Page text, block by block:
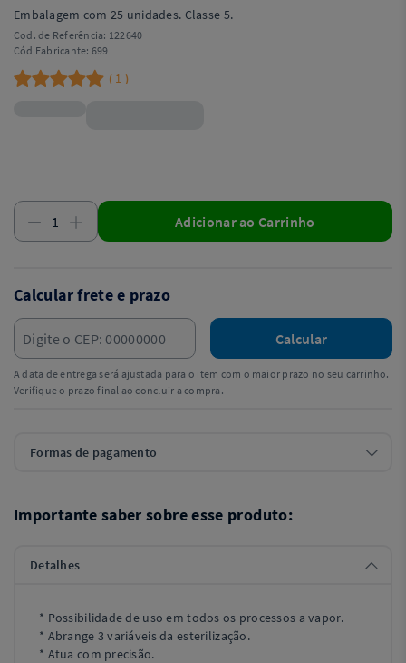
Embalagem com 25 unidades. Classe 5.
Cod. de Referência: 122640
Cód Fabricante: 699
( 1 )
Adicionar ao Carrinho
Calcular frete e prazo
Calcular
A data de entrega será ajustada para o item com o maior prazo no seu carrinho.
Verifique o prazo final ao concluir a compra.
Formas de pagamento
Importante saber sobre esse produto:
Detalhes
* Possibilidade de uso em todos os processos a vapor.
* Abrange 3 variáveis da esterilização.
* Atua com precisão.